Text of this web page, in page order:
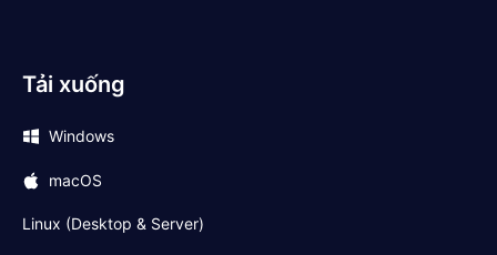
Tải xuống
Windows
macOS
Linux (Desktop & Server)